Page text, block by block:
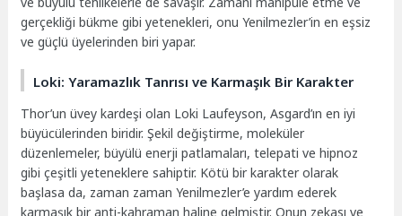
gerçekliği bükme gibi yetenekleri, onu Yenilmezler’in en eşsiz
ve güçlü üyelerinden biri yapar.
Loki: Yaramazlık Tanrısı ve Karmaşık Bir Karakter
Thor’un üvey kardeşi olan Loki Laufeyson, Asgard’ın en iyi
büyücülerinden biridir. Şekil değiştirme, moleküler
düzenlemeler, büyülü enerji patlamaları, telepati ve hipnoz
gibi çeşitli yeteneklere sahiptir. Kötü bir karakter olarak
başlasa da, zaman zaman Yenilmezler’e yardım ederek
karmaşık bir anti-kahraman haline gelmiştir. Onun zekası ve